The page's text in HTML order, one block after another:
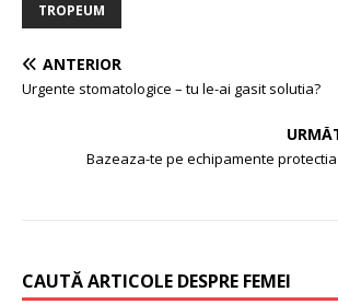
TROPEUM
ANTERIOR
Urgente stomatologice – tu le-ai gasit solutia?
Bazeaza-te pe echipamente protectia
CAUTĂ ARTICOLE DESPRE FEMEI